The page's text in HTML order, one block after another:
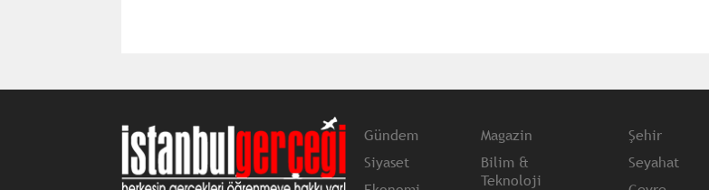
Gündem
Magazin
Şehir